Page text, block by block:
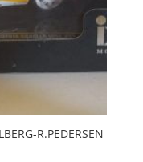
R.PEDERSEN